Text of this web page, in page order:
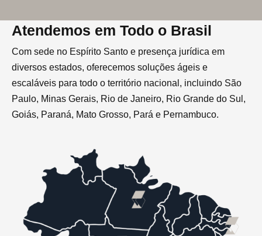
Atendemos em Todo o Brasil
Com sede no Espírito Santo e presença jurídica em
diversos estados, oferecemos soluções ágeis e
escaláveis para todo o território nacional, incluindo São
Paulo, Minas Gerais, Rio de Janeiro, Rio Grande do Sul,
Goiás, Paraná, Mato Grosso, Pará e Pernambuco.